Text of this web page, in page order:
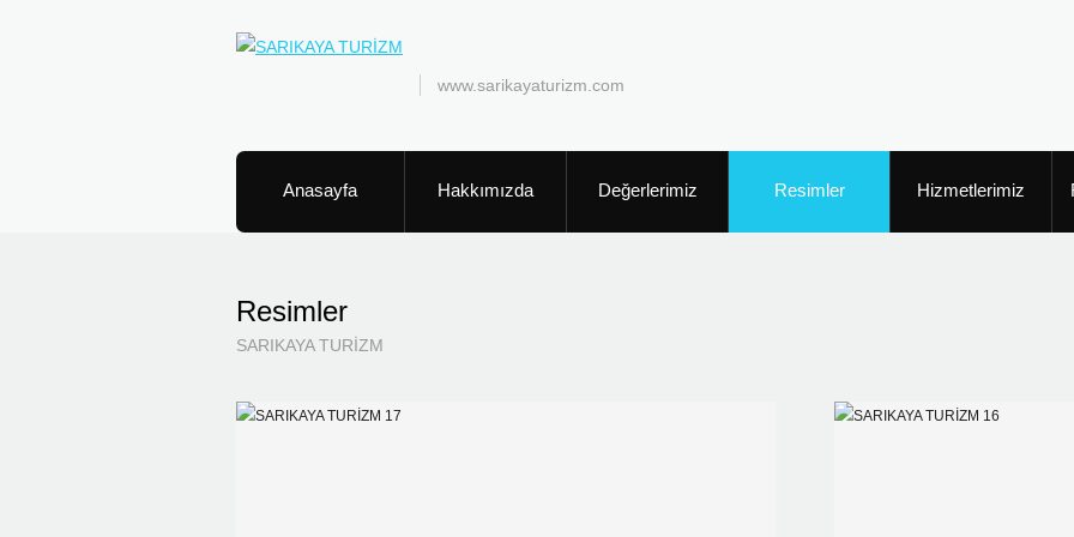
www.sarikayaturizm.com
Anasayfa Hakkımızda Değerlerimiz Resimler Hizmetlerimiz
Resimler
SARIKAYA TURİZM